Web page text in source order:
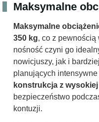
Maksymalne
Maksymalne
350 kg, co z pewnością
nośność czyni go
nowicjuszy, jak i
planujących
konstrukcja z
bezpieczeństwo
kontuzji.